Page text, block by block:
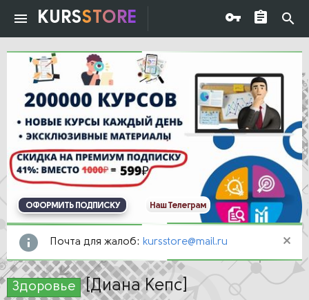
KURSSTORE
ОФОРМИТЬ ПОДПИСКУ Наш Телеграм
Почта для жалоб: kursstore@mail.ru
Здоровье [Диана Кепс]